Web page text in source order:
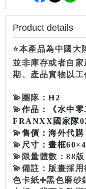
Product details
⭐本產品為中國大
並非庫存或者自
期、產品實物以工
💫 團隊： H2
💫作品：
《水中
FRANXX國家隊
💫售價： 海外代購
💫 尺寸： 畫框
💫限量體數： 88版
💫備註： 版畫採
色卡紙➕黑色磨